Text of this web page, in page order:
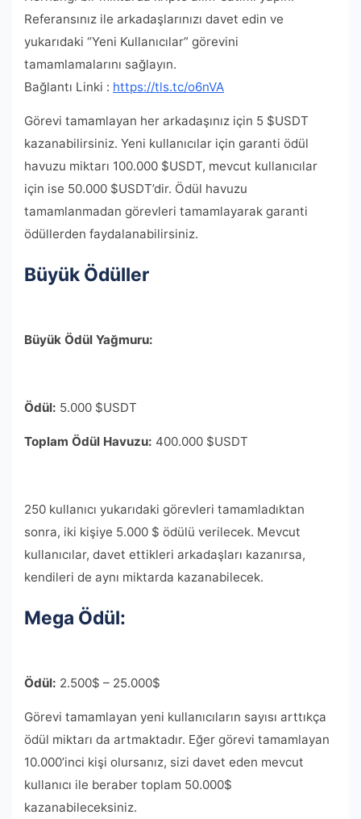
Referansınız ile arkadaşlarınızı davet edin ve
yukarıdaki “Yeni Kullanıcılar” görevini
tamamlamalarını sağlayın.
Bağlantı Linki : https://tls.tc/o6nVA
Görevi tamamlayan her arkadaşınız için 5 $USDT
kazanabilirsiniz. Yeni kullanıcılar için garanti ödül
havuzu miktarı 100.000 $USDT, mevcut kullanıcılar
için ise 50.000 $USDT’dir. Ödül havuzu
tamamlanmadan görevleri tamamlayarak garanti
ödüllerden faydalanabilirsiniz.
Büyük Ödüller
Büyük Ödül Yağmuru:
Ödül: 5.000 $USDT
Toplam Ödül Havuzu: 400.000 $USDT
250 kullanıcı yukarıdaki görevleri tamamladıktan
sonra, iki kişiye 5.000 $ ödülü verilecek. Mevcut
kullanıcılar, davet ettikleri arkadaşları kazanırsa,
kendileri de aynı miktarda kazanabilecek.
Mega Ödül:
Ödül: 2.500$ – 25.000$
Görevi tamamlayan yeni kullanıcıların sayısı arttıkça
ödül miktarı da artmaktadır. Eğer görevi tamamlayan
10.000’inci kişi olursanız, sizi davet eden mevcut
kullanıcı ile beraber toplam 50.000$
kazanabileceksiniz.